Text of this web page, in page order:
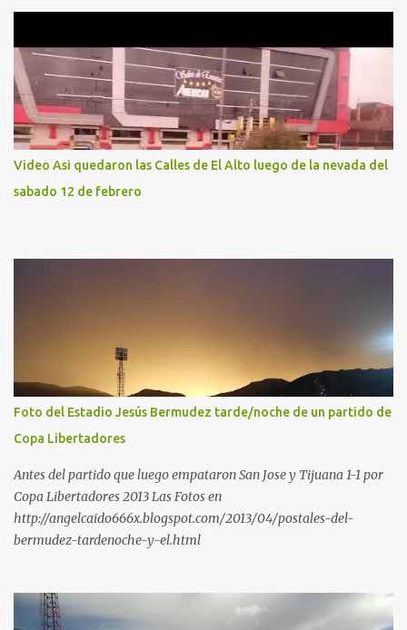
Video Asi quedaron las Calles de El Alto luego de la nevada del
sabado 12 de febrero
Foto del Estadio Jesús Bermudez tarde/noche de un partido de
Copa Libertadores
Antes del partido que luego empataron San Jose y Tijuana 1-1 por
Copa Libertadores 2013 Las Fotos en
http://angelcaido666x.blogspot.com/2013/04/postales-del-
bermudez-tardenoche-y-el.html